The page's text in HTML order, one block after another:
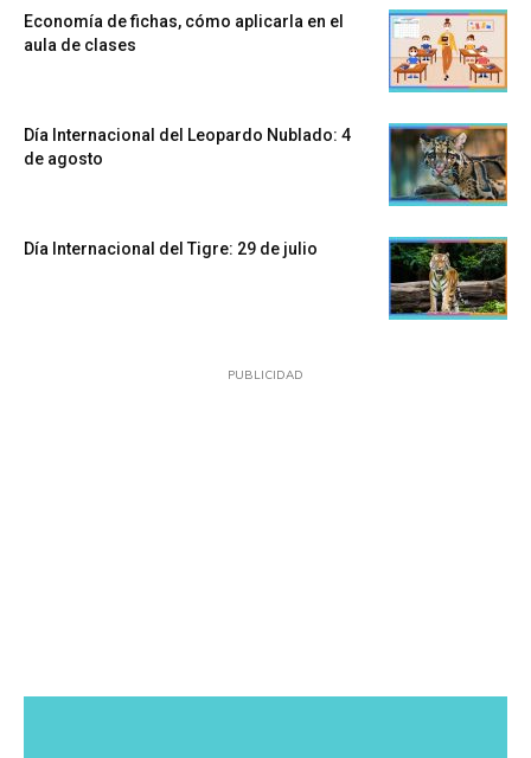
Economía de fichas, cómo aplicarla en el
aula de clases
Día Internacional del Leopardo Nublado: 4
de agosto
Día Internacional del Tigre: 29 de julio
PUBLICIDAD